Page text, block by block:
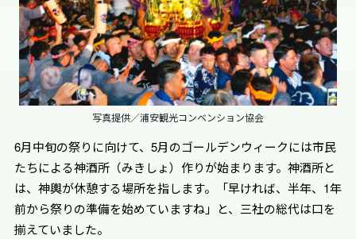
写真提供／浦安観光コンベンション協会
6月中旬の祭りに向けて、5月のゴールデンウィークには市民
たちによる神酒所（みきしょ）作りが始まります。神酒所と
は、神輿が休憩する場所を指します。「早ければ、半年、1年
前から祭りの準備を始めていますね」と、三社の総代は口を
揃えていました。